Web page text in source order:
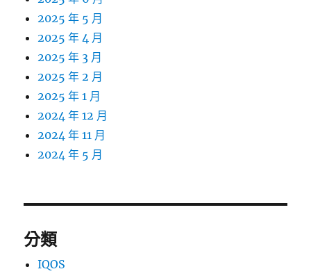
2025 年 5 月
2025 年 4 月
2025 年 3 月
2025 年 2 月
2025 年 1 月
2024 年 12 月
2024 年 11 月
2024 年 5 月
分類
IQOS